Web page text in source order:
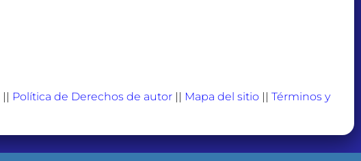
|| Política de Derechos de autor || Mapa del sitio || Términos y